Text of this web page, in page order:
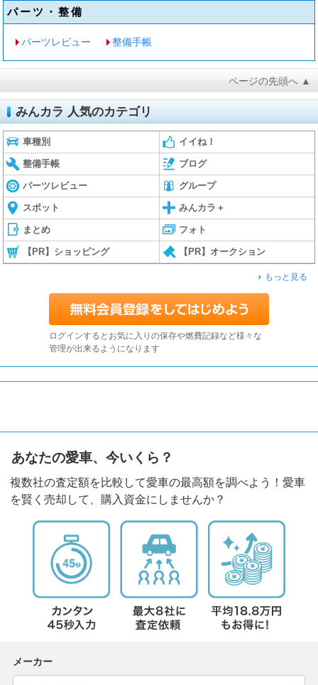
パーツ・整備
パーツレビュー 整備手帳
ページの先頭へ ▲
みんカラ 人気のカテゴリ
車種別 イイね！
整備手帳 ブログ
パーツレビュー グループ
スポット みんカラ＋
まとめ フォト
【PR】ショッピング 【PR】オークション
もっと見る
ログインするとお気に入りの保存や燃費記録など様々な
管理が出来るようになります
あなたの愛車、今いくら？
複数社の査定額を比較して愛車の最高額を調べよう！愛車
を賢く売却して、購入資金にしませんか？
メーカー